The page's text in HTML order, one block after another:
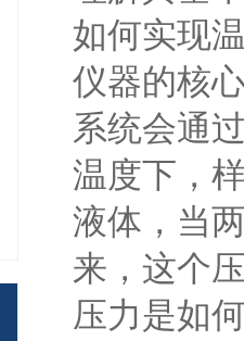
如何实现
仪器的核
系统会通
温度下，
液体，当
来，这个
压力是如